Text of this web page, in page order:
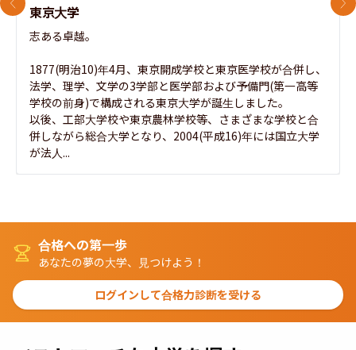
東京大学
志ある卓越。
1877(明治10)年4月、東京開成学校と東京医学校が合併し、
法学、理学、文学の3学部と医学部および予備門(第一高等
学校の前身)で構成される東京大学が誕生しました。
以後、工部大学校や東京農林学校等、さまざまな学校と合
併しながら総合大学となり、2004(平成16)年には国立大学
が法人...
前のスライド 次
合格への第一歩
あなたの夢の大学、見つけよう！
ログインして合格力診断を受ける